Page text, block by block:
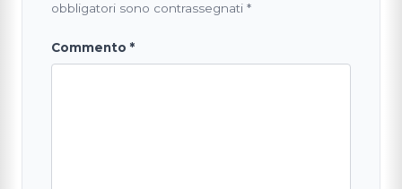
obbligatori sono contrassegnati *
Commento *